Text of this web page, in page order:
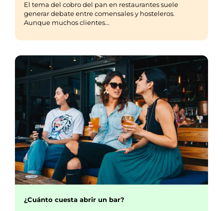
El tema del cobro del pan en restaurantes suele
generar debate entre comensales y hosteleros.
Aunque muchos clientes...
¿Cuánto cuesta abrir un bar?